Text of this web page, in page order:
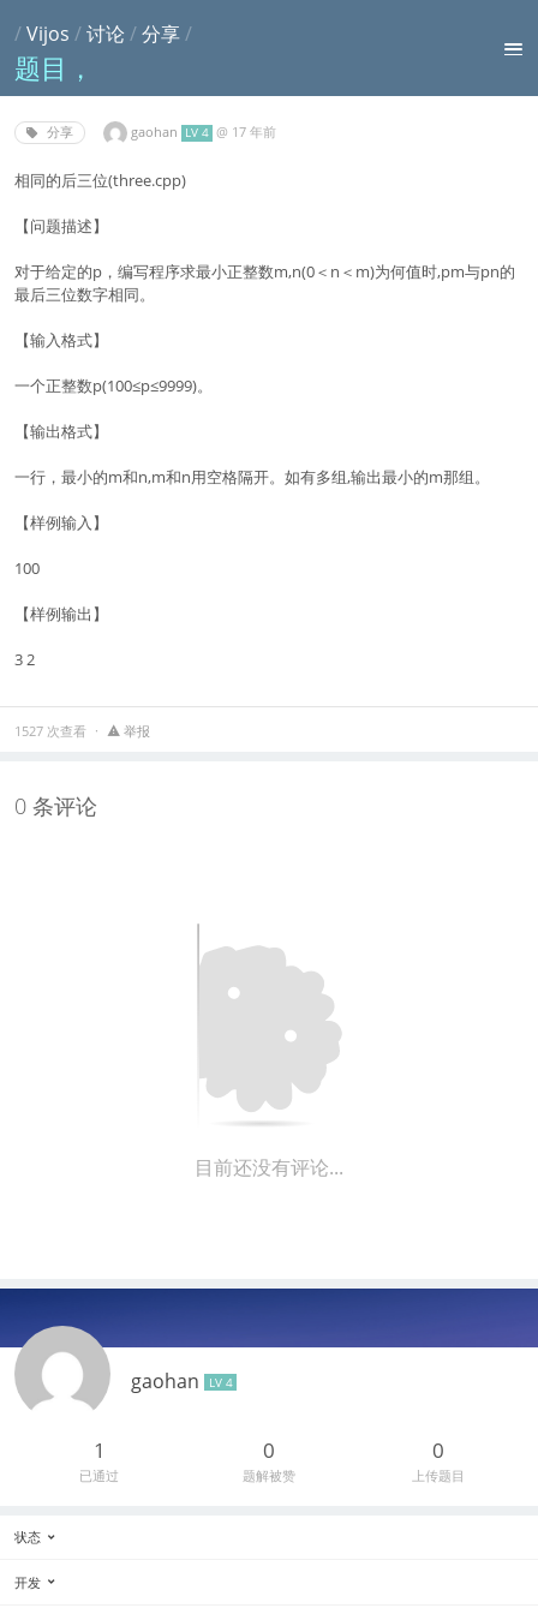
/Vijos /讨论 /分享/
题目，
分享 gaohan LV 4 @ 17 年前
相同的后三位(three.cpp)
【问题描述】
对于给定的p，编写程序求最小正整数m,n(0＜n＜m)为何值时,pm与pn的
最后三位数字相同。
【输入格式】
一个正整数p(100≤p≤9999)。
【输出格式】
一行，最小的m和n,m和n用空格隔开。如有多组,输出最小的m那组。
【样例输入】
100
【样例输出】
3 2
1527 次查看 举报
0 条评论
目前还没有评论...
gaohan LV 4
1
已通过
0
题解被赞
0
上传题目
状态
开发